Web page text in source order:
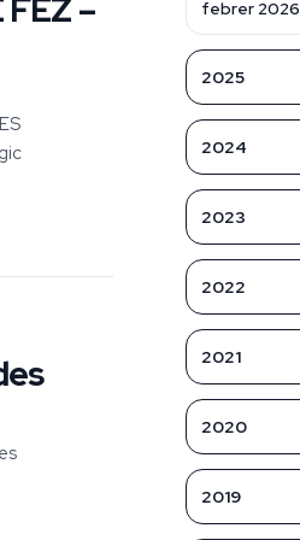
– febrer 2026
2025
2024
2023
2022
2021
2020
2019